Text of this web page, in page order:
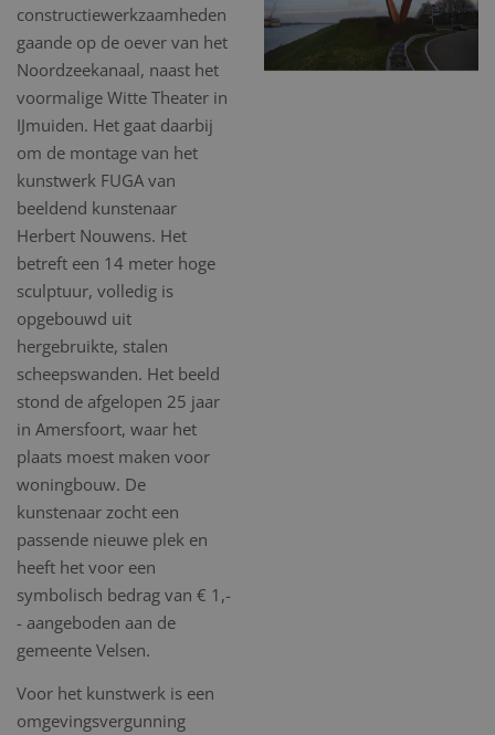
constructiewerkzaamheden
gaande op de oever van het
Noordzeekanaal, naast het
voormalige Witte Theater in
IJmuiden. Het gaat daarbij
om de montage van het
kunstwerk FUGA van
beeldend kunstenaar
Herbert Nouwens. Het
betreft een 14 meter hoge
sculptuur, volledig is
opgebouwd uit
hergebruikte, stalen
scheepswanden. Het beeld
stond de afgelopen 25 jaar
in Amersfoort, waar het
plaats moest maken voor
woningbouw. De
kunstenaar zocht een
passende nieuwe plek en
heeft het voor een
symbolisch bedrag van € 1,-
- aangeboden aan de
gemeente Velsen.
Voor het kunstwerk is een
omgevingsvergunning